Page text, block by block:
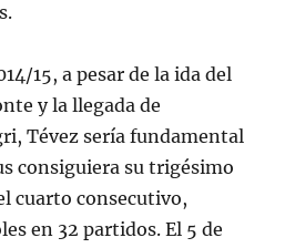
15, a pesar de la ida del
y la llegada de
Tévez sería fundamental
consiguiera su trigésimo
cuarto consecutivo,
en 32 partidos. El 5 de